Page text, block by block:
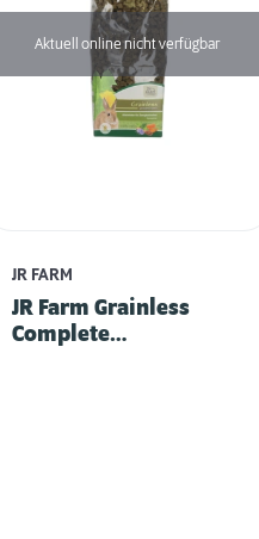
Aktuell online nicht verfügbar
JR FARM
JR Farm Grainless
Complete